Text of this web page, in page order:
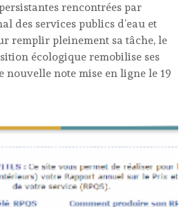
rencontrées par
des services publics d’eau et
remplir pleinement sa tâche, le
écologique remobilise ses
nouvelle note mise en ligne le 19